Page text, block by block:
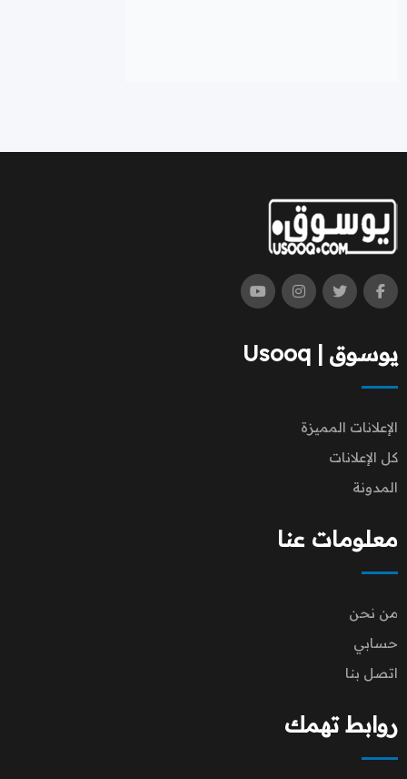
يوسوق | Usooq
الإعلانات المميزة
كل الإعلانات
المدونة
معلومات عنا
من نحن
حسابي
اتصل بنا
روابط تهمك